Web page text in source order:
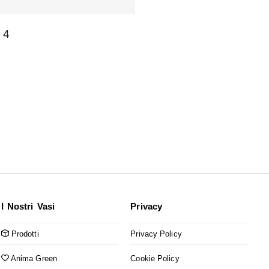
4
I Nostri Vasi
Prodotti
Anima Green
Privacy
Privacy Policy
Cookie Policy